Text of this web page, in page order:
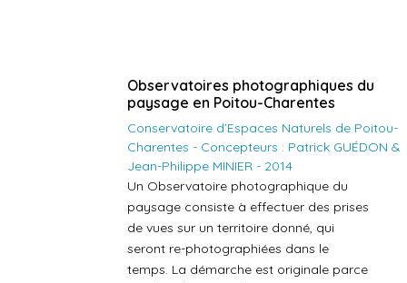
Observatoires photographiques du
paysage en Poitou-Charentes
Conservatoire d’Espaces Naturels de Poitou-
Charentes - Concepteurs : Patrick GUÉDON &
Jean-Philippe MINIER - 2014
Un Observatoire photographique du
paysage consiste à effectuer des prises
de vues sur un territoire donné, qui
seront re-photographiées dans le
temps. La démarche est originale parce